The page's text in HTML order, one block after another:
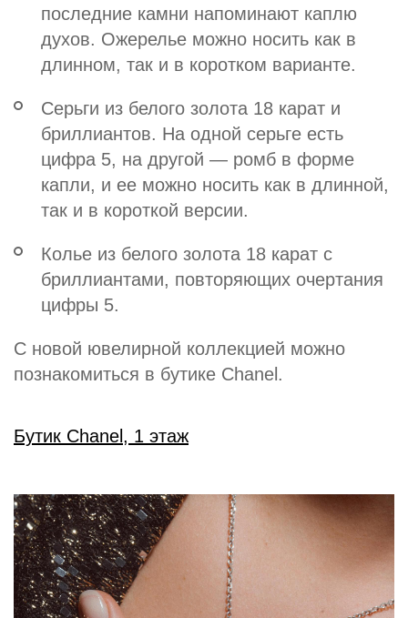
последние камни напоминают каплю
духов. Ожерелье можно носить как в
длинном, так и в коротком варианте.
Серьги из белого золота 18 карат и
бриллиантов. На одной серьге есть
цифра 5, на другой — ромб в форме
капли, и ее можно носить как в длинной,
так и в короткой версии.
Колье из белого золота 18 карат с
бриллиантами, повторяющих очертания
цифры 5.
С новой ювелирной коллекцией можно
познакомиться в бутике Chanel.
Бутик Chanel, 1 этаж